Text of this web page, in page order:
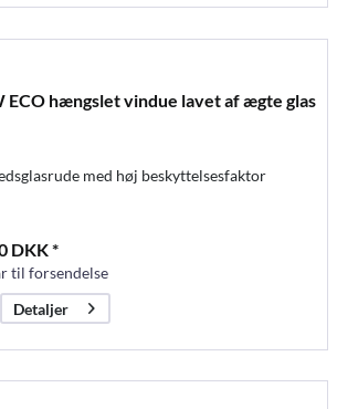
ECO hængslet vindue lavet af ægte glas
med høj beskyttelsesfaktor
DKK *
til forsendelse
Detaljer